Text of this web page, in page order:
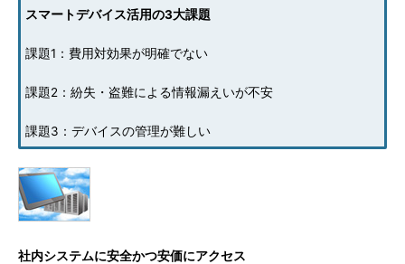
スマートデバイス活用の3大課題
課題1：費用対効果が明確でない
課題2：紛失・盗難による情報漏えいが不安
課題3：デバイスの管理が難しい
社内システムに安全かつ安価にアクセス